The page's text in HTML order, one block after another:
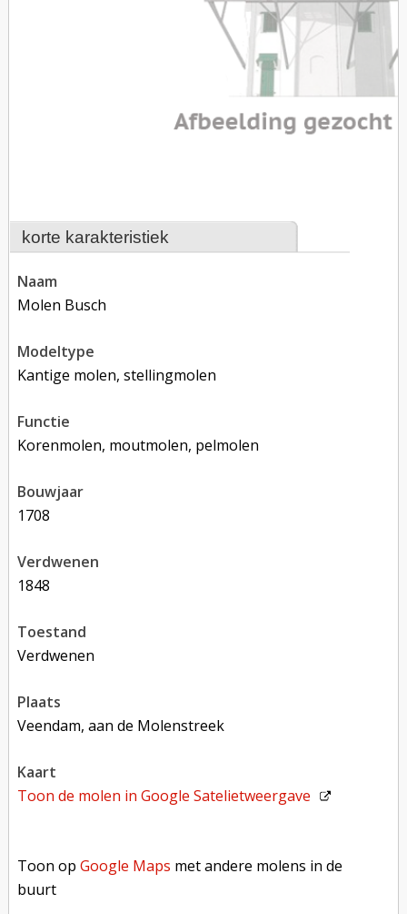
korte karakteristiek
naam
Molen Busch
modeltype
Kantige molen, stellingmolen
functie
korenmolen, moutmolen, pelmolen
bouwjaar
1708
verdwenen
1848
toestand
verdwenen
plaats
Veendam, aan de Molenstreek
kaart
Toon de molen inGoogle Satelietweergave
Toon opGoogle Maps met andere molens in de
buurt